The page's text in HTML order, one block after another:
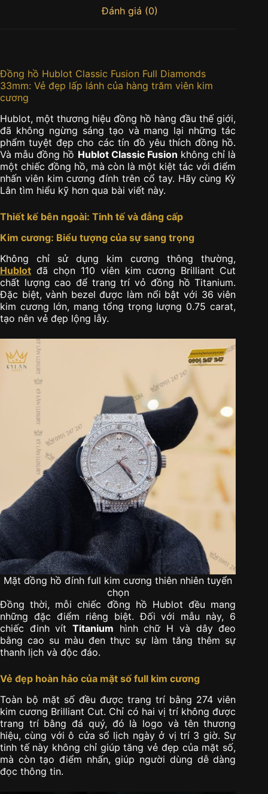
Đánh giá (0)
Đồng hồ Hublot Classic Fusion Full Diamonds
33mm: Vẻ đẹp lấp lánh của hàng trăm viên kim
cương
Hublot, một thương hiệu đồng hồ hàng đầu thế giới,
đã không ngừng sáng tạo và mang lại những tác
phẩm tuyệt đẹp cho các tín đồ yêu thích đồng hồ.
Và mẫu đồng hồ Hublot Classic Fusion không chỉ là
một chiếc đồng hồ, mà còn là một kiệt tác với điểm
nhấn viên kim cương đính trên cổ tay. Hãy cùng Kỳ
Lân tìm hiểu kỹ hơn qua bài viết này.
Thiết kế bên ngoài: Tinh tế và đẳng cấp
Kim cương: Biểu tượng của sự sang trọng
Không chỉ sử dụng kim cương thông thường,
Hublot đã chọn 110 viên kim cương Brilliant Cut
chất lượng cao để trang trí vỏ đồng hồ Titanium.
Đặc biệt, vành bezel được làm nổi bật với 36 viên
kim cương lớn, mang tổng trọng lượng 0.75 carat,
tạo nên vẻ đẹp lộng lẫy.
Mặt đồng hồ đính full kim cương thiên nhiên tuyển
chọn
Đồng thời, mỗi chiếc đồng hồ Hublot đều mang
những đặc điểm riêng biệt. Đối với mẫu này, 6
chiếc đinh vítTitanium hình chữ H và dây đeo
bằng cao su màu đen thực sự làm tăng thêm sự
thanh lịch và độc đáo.
Vẻ đẹp hoàn hảo của mặt số full kim cương
Toàn bộ mặt số đều được trang trí bằng 274 viên
kim cương Brilliant Cut. Chỉ có hai vị trí không được
trang trí bằng đá quý, đó là logo và tên thương
hiệu, cùng với ô cửa sổ lịch ngày ở vị trí 3 giờ. Sự
tinh tế này không chỉ giúp tăng vẻ đẹp của mặt số,
mà còn tạo điểm nhấn, giúp người dùng dễ dàng
đọc thông tin.